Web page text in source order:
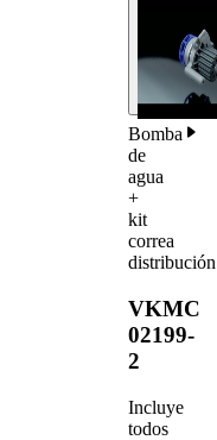
Bomba
de
agua
+
kit
correa
distribución
VKMC
02199-
2
Incluye
todos